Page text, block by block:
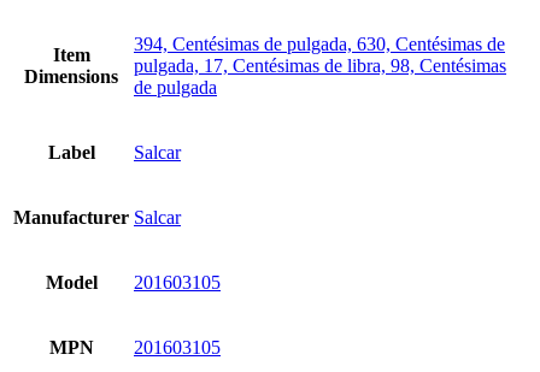
Item
Dimensions
394, Centésimas de pulgada, 630, Centésimas de
pulgada, 17, Centésimas de libra, 98, Centésimas
de pulgada
Label Salcar
Manufacturer Salcar
Model 201603105
MPN 201603105